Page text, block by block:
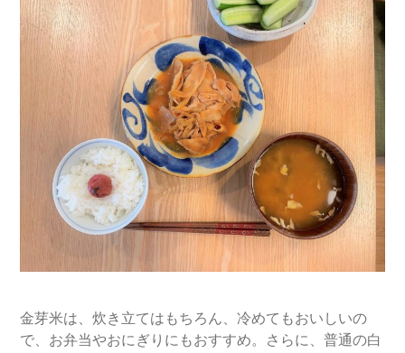
金芽米は、炊き立てはもちろん、冷めてもおいしいの
で、お弁当やおにぎりにもおすすめ。さらに、普通の白